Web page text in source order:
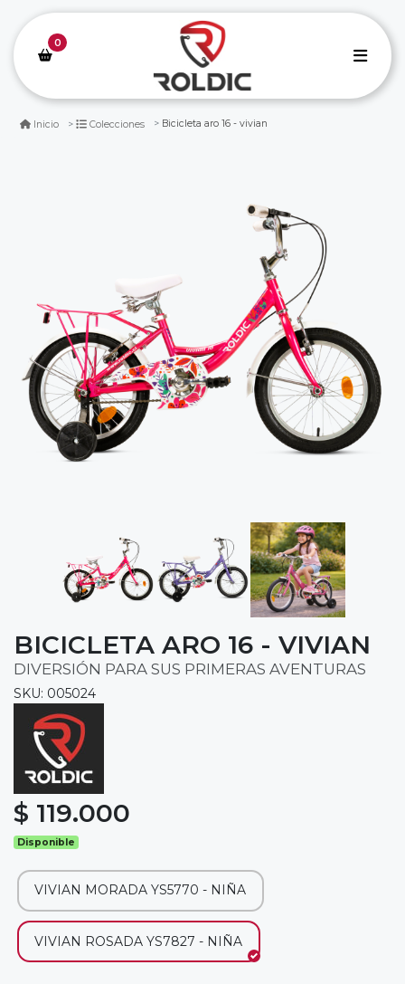
0
Inicio Colecciones Bicicleta aro 16 - vivian
BICICLETA ARO 16 - VIVIAN
DIVERSIÓN PARA SUS PRIMERAS AVENTURAS
SKU: 005024
$ 119.000
Disponible
VIVIAN MORADA YS5770 - NIÑA
VIVIAN ROSADA YS7827 - NIÑA